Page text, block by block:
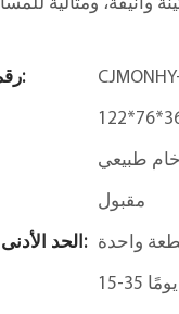
رقم طراز المنتج:
طبيعي
مقبول
الحد الأدنى لكمية الطلب: واحدة
15-35 يومًا